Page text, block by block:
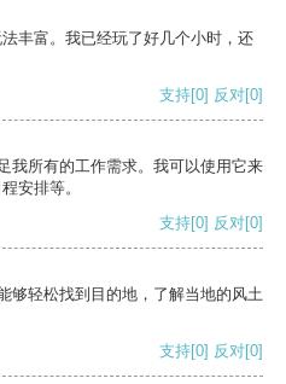
丰富。我已经玩了好几个小时，还
支持[0] 反对[0]
我所有的工作需求。我可以使用它来
安排等。
支持[0] 反对[0]
够轻松找到目的地，了解当地的风土
支持[0] 反对[0]